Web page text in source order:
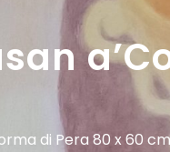
di Pera 80 x 60 cm